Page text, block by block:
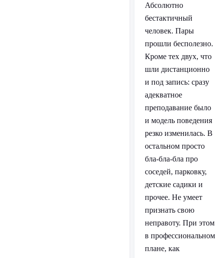
Абсолютно
бестактичный
человек. Пары
прошли бесполезно.
Кроме тех двух, что
шли дистанционно
и под запись: сразу
адекватное
преподавание было
и модель поведения
резко изменилась. В
остальном просто
бла-бла-бла про
соседей, парковку,
детские садики и
прочее. Не умеет
признать свою
неправоту. При этом
в профессиональном
плане, как